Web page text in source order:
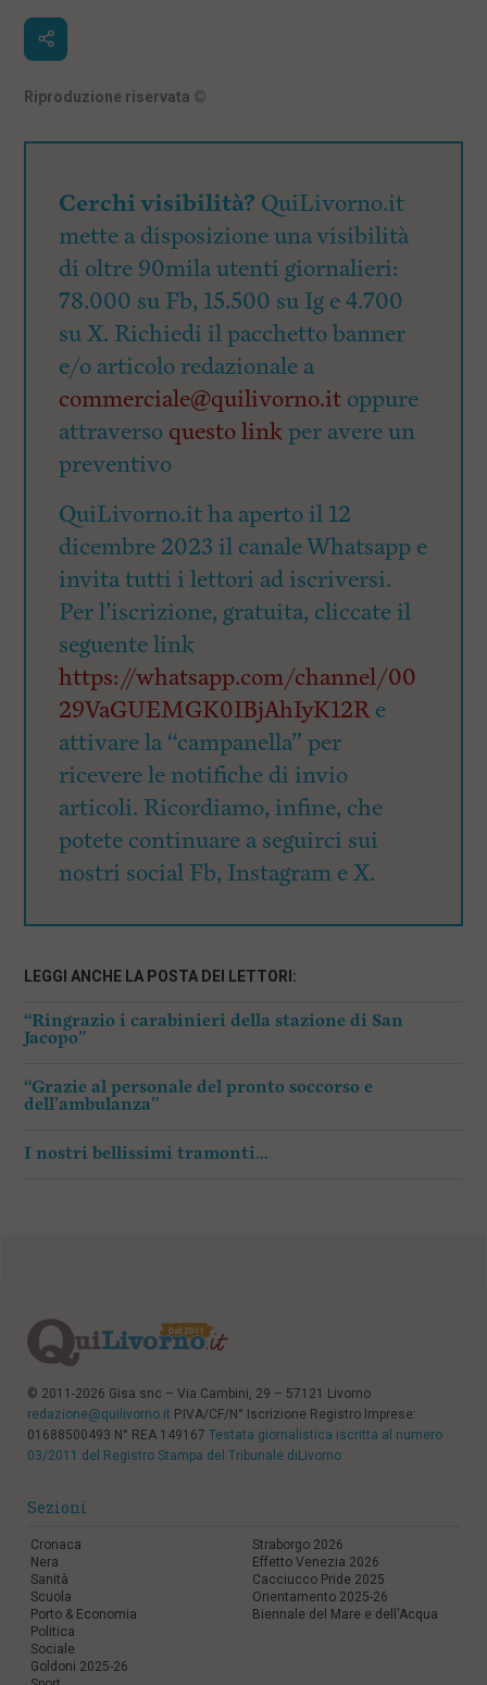
Riproduzione riservata ©
Cerchi visibilità? QuiLivorno.it
mette a disposizione una visibilità
di oltre 90mila utenti giornalieri:
78.000 su Fb, 15.500 su Ig e 4.700
su X. Richiedi il pacchetto banner
e/o articolo redazionale a
commerciale@quilivorno.it oppure
attraverso questo linkper avere un
preventivo
QuiLivorno.it ha aperto il 12
dicembre 2023 il canale Whatsapp e
invita tutti i lettori ad iscriversi.
Per l’iscrizione, gratuita, cliccate il
seguente link
https://whatsapp.com/channel/00
29VaGUEMGK0IBjAhIyK12Re
attivare la “campanella” per
ricevere le notifiche di invio
articoli. Ricordiamo, infine, che
potete continuare a seguirci sui
nostri social Fb, Instagram e X.
LEGGI ANCHE LA POSTA DEI LETTORI:
“Ringrazio i carabinieri della stazione di San
Jacopo”
“Grazie al personale del pronto soccorso e
dell’ambulanza”
I nostri bellissimi tramonti…
© 2011-2026 Gisa snc – Via Cambini, 29 – 57121 Livorno
redazione@quilivorno.it P.IVA/CF/N° Iscrizione Registro Imprese:
01688500493 N° REA 149167 Testata giornalistica iscritta al numero
03/2011 del Registro Stampa del Tribunale diLivorno
Sezioni
Cronaca
Nera
Sanità
Scuola
Porto & Economia
Politica
Sociale
Goldoni 2025-26
Straborgo 2026
Effetto Venezia 2026
Cacciucco Pride 2025
Orientamento 2025-26
Biennale del Mare e dell'Acqua